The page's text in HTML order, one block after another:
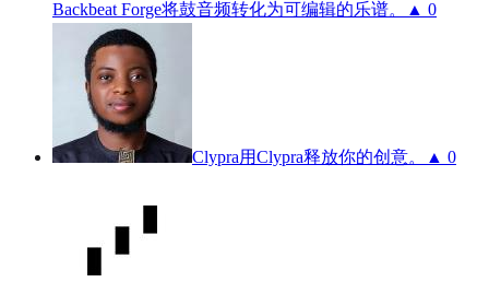
Backbeat Forge将鼓音频转化为可编辑的乐谱。 ▲ 0
Clypra用Clypra释放你的创意。 ▲ 0